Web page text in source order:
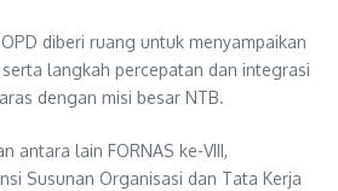
diberi ruang untuk menyampaikan
langkah percepatan dan integrasi
dengan misi besar NTB.
antara lain FORNAS ke-VIII,
Susunan Organisasi dan Tata Kerja